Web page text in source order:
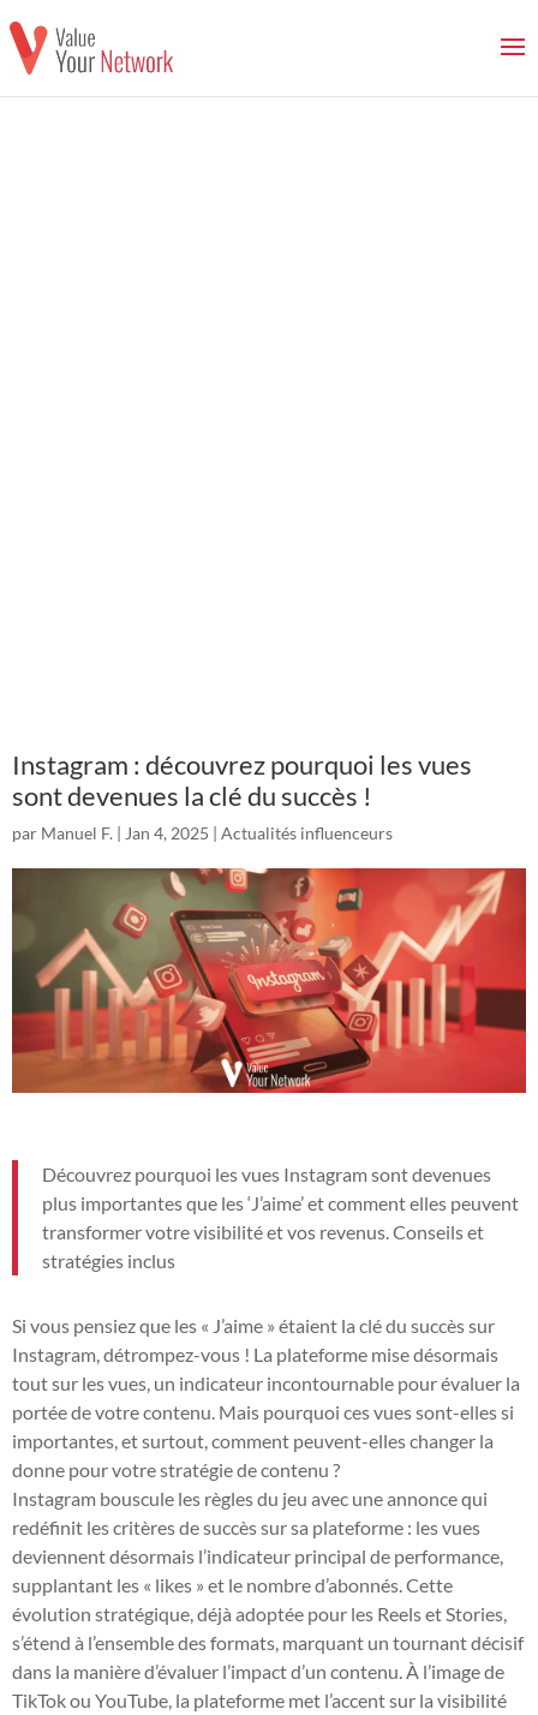
Instagram : découvrez pourquoi les vues
sont devenues la clé du succès !
par Manuel F. | Jan 4, 2025 | Actualités influenceurs
Découvrez pourquoi les vues Instagram sont devenues
plus importantes que les ‘J’aime’ et comment elles peuvent
transformer votre visibilité et vos revenus. Conseils et
stratégies inclus
Si vous pensiez que les « J’aime » étaient la clé du succès sur
Instagram, détrompez-vous ! La plateforme mise désormais
tout sur les vues, un indicateur incontournable pour évaluer la
portée de votre contenu. Mais pourquoi ces vues sont-elles si
importantes, et surtout, comment peuvent-elles changer la
donne pour votre stratégie de contenu ?
Instagram bouscule les règles du jeu avec une annonce qui
redéfinit les critères de succès sur sa plateforme : les vues
deviennent désormais l’indicateur principal de performance,
supplantant les « likes » et le nombre d’abonnés. Cette
évolution stratégique, déjà adoptée pour les Reels et Stories,
s’étend à l’ensemble des formats, marquant un tournant décisif
dans la manière d’évaluer l’impact d’un contenu. À l’image de
TikTok ou YouTube, la plateforme met l’accent sur la visibilité